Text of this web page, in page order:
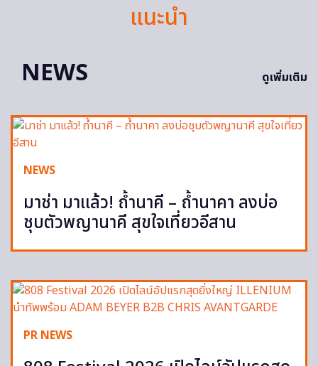
แนะนำ
NEWS
ดูเพิ่มเติม
NEWS
มาช่า มาแล้ว! ถ้ำนาคี – ถ้ำนาคา ลงบ่อ
ชุบตัวพญานาคี สุขใจเที่ยวอีสาน
PR NEWS